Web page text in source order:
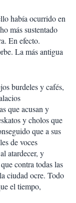
había ocurrido en
más sustentado
En efecto.
La más antigua
burdeles y cafés,
que acusan y
y cholos que
que a sus
de voces
atardecer, y
contra todas las
ciudad ocre. Todo
el tiempo,